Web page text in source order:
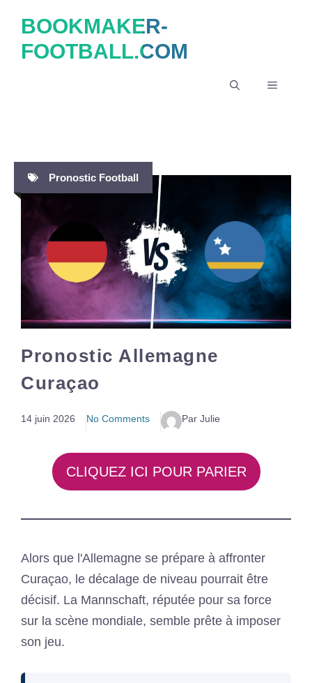
contenu
BOOKMAKER-
FOOTBALL.COM
MENU
Pronostic Football
Pronostic Allemagne
Curaçao
14 juin 2026 No Comments Par Julie
CLIQUEZ ICI POUR PARIER
Alors que l'Allemagne se prépare à affronter
Curaçao, le décalage de niveau pourrait être
décisif. La Mannschaft, réputée pour sa force
sur la scène mondiale, semble prête à imposer
son jeu.